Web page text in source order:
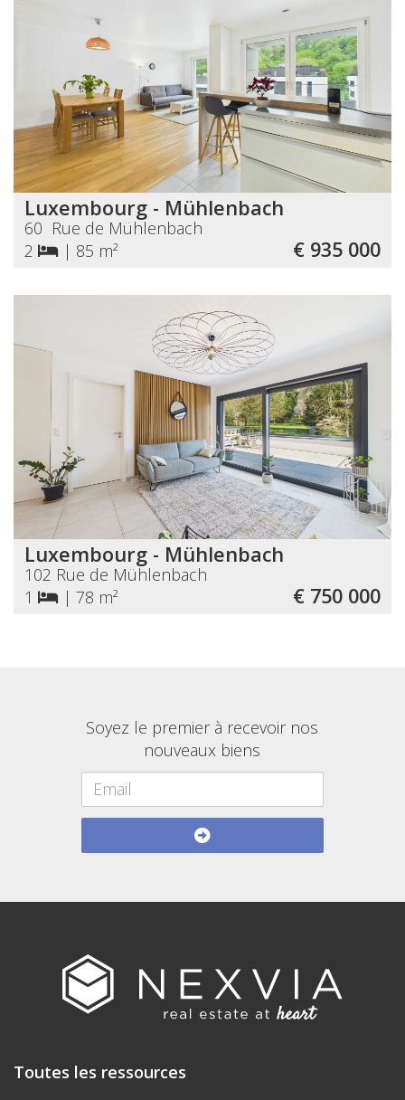
Luxembourg - Mühlenbach
60 Rue de Mühlenbach
2
| 85 m² € 935 000
Luxembourg - Mühlenbach
102 Rue de Mühlenbach
1
| 78 m² € 750 000
Soyez le premier à recevoir nos
nouveaux biens
Toutes les ressources